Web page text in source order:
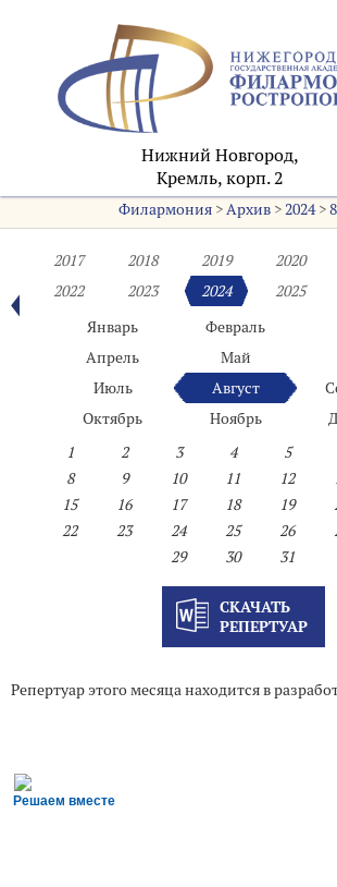
Нижний Новгород,
Кремль, корп. 2
Филармония>Архив>2024>8
2017 2018 2019 2020
2022
2023 2024 2025
Январь
Февраль
Апрель
Май
Июль
Август
Октябрь
Ноябрь
1
2 3 4 5
8
9 10 11 12
15
16 17 18 19
22
23 24 25 26
29
30 31
СКАЧАТЬ
РЕПЕРТУАР
Репертуар этого месяца находится в
Решаем вместе